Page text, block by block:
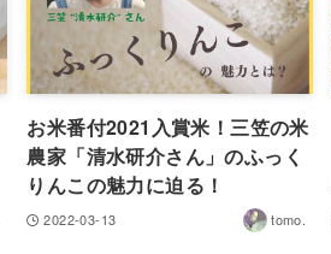
お米番付2021入賞米！三笠の米
農家「清水研介さん」のふっく
りんこの魅力に迫る！
2022-03-13 tomo.